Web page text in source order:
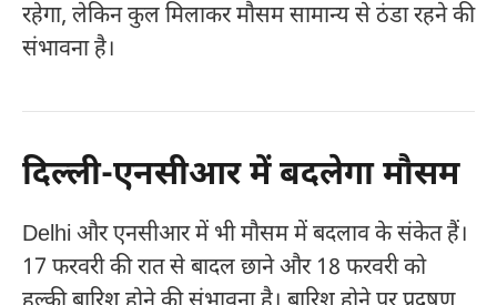
रहेगा, लेकिन कुल मिलाकर मौसम सामान्य से ठंडा रहने की
संभावना है।
दिल्ली-एनसीआर में बदलेगा मौसम
Delhi और एनसीआर में भी मौसम में बदलाव के संकेत हैं।
17 फरवरी की रात से बादल छाने और 18 फरवरी को